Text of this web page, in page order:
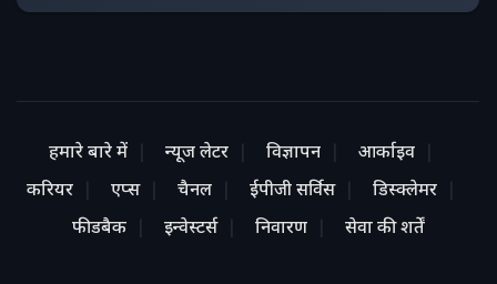
हमारे बारे में न्यूज लेटर विज्ञापन
आर्काइव
करियर
एप्स चैनल ईपीजी सर्विस
डिस्क्लेमर
फीडबैक
इन्वेस्टर्स निवारण सेवा की शर्तें